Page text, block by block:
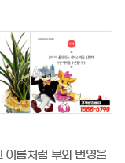
이름처럼 부와 번영을